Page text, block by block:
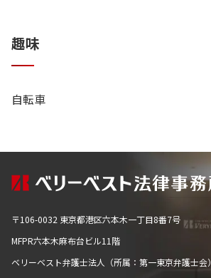
趣味
自転車
〒106-0032 東京都港区六本木一丁目8番7号
MFPR六本木麻布台ビル11階
ベリーベスト弁護士法人（所属：第一東京弁護士会）